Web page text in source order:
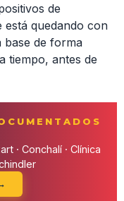
de
está quedando con
base de forma
tiempo, antes de
· Conchalí · Clínica